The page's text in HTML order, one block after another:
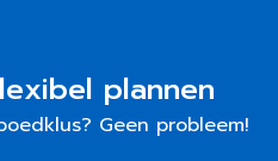
plannen
Geen probleem!